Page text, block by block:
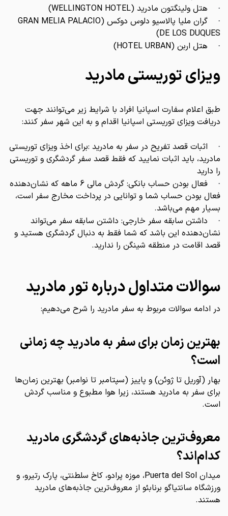
· هتل ولینگتون مادرید (WELLINGTON HOTEL)
·
گران ملیا پالاسیو دلوس دوکس (GRAN MELIA PALACIO
DE LOS DUQUES)
· هتل اربن (HOTEL URBAN)
ویزای توریستی مادرید
طبق اعلام سفارت اسپانیا افراد با شرایط زیر می‌توانند جهت
دریافت ویزای توریستی اسپانیا اقدام و به این شهر سفر کنند:
·
اثبات قصد تفریح در سفر به مادرید :برای اخذ ویزای توریستی
مادرید، باید اثبات نمایید که فقط قصد سفر گردشگری و توریستی
را دارید
·
فعال بودن حساب بانکی: گردش مالی 6 ماهه که نشان‌دهنده
فعال بودن حساب شما و توانایی در پرداخت مخارج سفر است،
بسیار مهم می‌باشد.
·
داشتن سابقه سفر خارجی: داشتن سابقه سفر می‌تواند
نشان‌دهنده این باشد که شما فقط به دنبال گردشگری هستید و
قصد اقامت در منطقه شینگن را ندارید.
سوالات متداول درباره تور مادرید
در ادامه سوالات مربوط به سفر مادرید را شرح می‌دهیم:
بهترین زمان برای سفر به مادرید چه زمانی
است؟
بهار (آوریل تا ژوئن) و پاییز (سپتامبر تا نوامبر) بهترین زمان‌ها
برای سفر به مادرید هستند، زیرا هوا مطبوع و مناسب گردش
است.
معروف‌ترین جاذبه‌های گردشگری مادرید
کدام‌اند؟
میدان Puerta del Sol، موزه پرادو، کاخ سلطنتی، پارک رتیرو، و
ورزشگاه سانتیاگو برنابئو از معروف‌ترین جاذبه‌های مادرید
هستند.